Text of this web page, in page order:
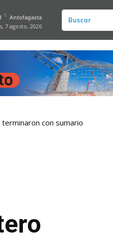
C Antofagasta
7 agosto, 2026
Buscar
con sumario